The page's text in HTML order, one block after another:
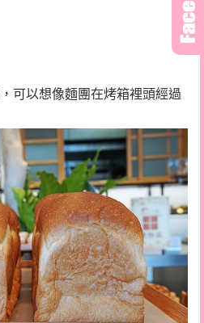
可以想像麵團在烤箱裡頭經過